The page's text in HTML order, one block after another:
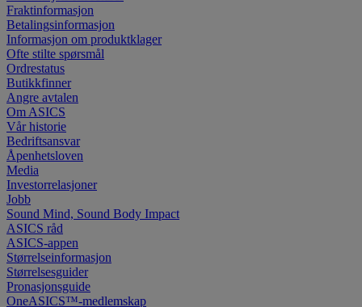
Fraktinformasjon
Betalingsinformasjon
Informasjon om produktklager
Ofte stilte spørsmål
Ordrestatus
Butikkfinner
Angre avtalen
Om ASICS
Vår historie
Bedriftsansvar
Åpenhetsloven
Media
Investorrelasjoner
Jobb
Sound Mind, Sound Body Impact
ASICS råd
ASICS-appen
Størrelseinformasjon
Størrelsesguider
Pronasjonsguide
OneASICS™-medlemskap